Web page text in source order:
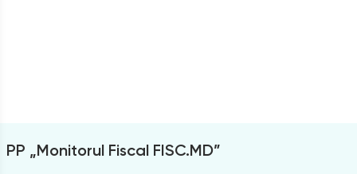
PP „Monitorul Fiscal FISC.MD”